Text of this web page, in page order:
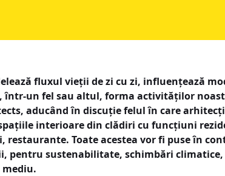
fluxul vieții de zi cu zi, influențează
un fel sau altul, forma activităților
aducând în discuție felul în care
interioare din clădiri cu funcțiuni
restaurante. Toate acestea vor fi puse în
pentru sustenabilitate, schimbări
mediu.